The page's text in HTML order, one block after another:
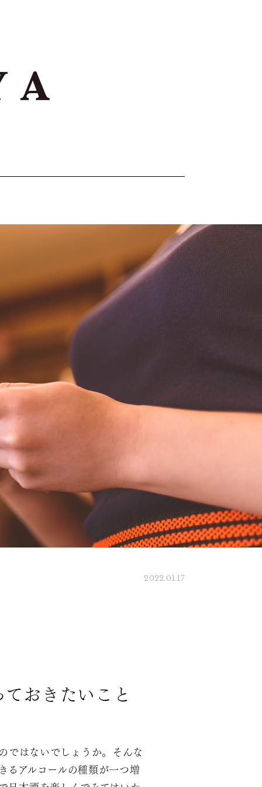
2022.01.17
おきたいこと
ではないでしょうか。そんな
るアルコールの種類が一つ増